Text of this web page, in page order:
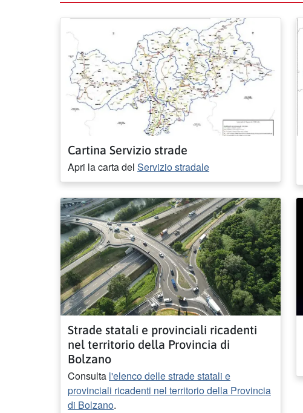
Cartina Servizio strade
Apri la carta del Servizio stradale
Strade statali e provinciali ricadenti
nel territorio della Provincia di
Bolzano
Consulta l'elenco delle strade statali e
provinciali ricadenti nel territorio della Provincia
di Bolzano.